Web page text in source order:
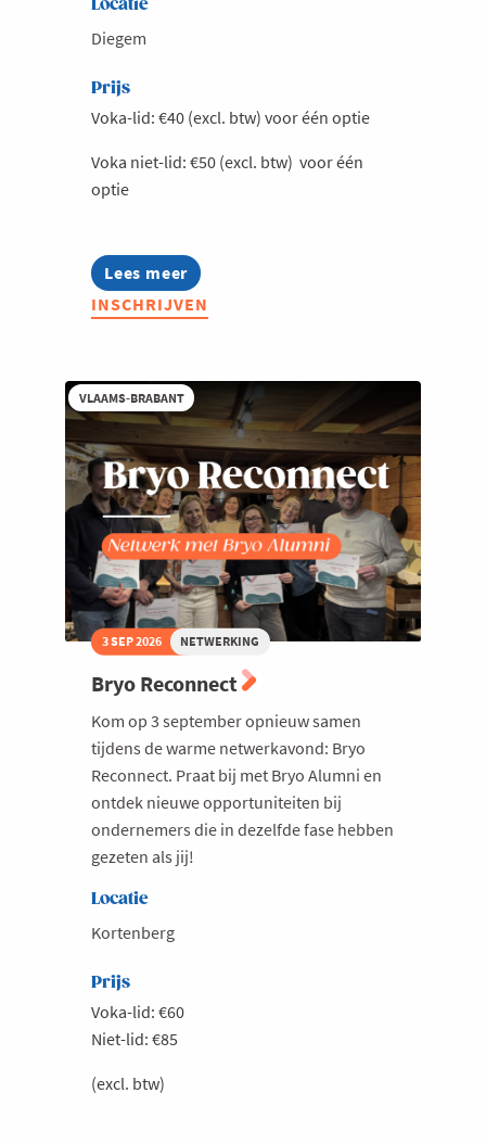
Locatie
Diegem
Prijs
Voka-lid: €40 (excl. btw) voor één optie
Voka niet-lid: €50 (excl. btw) voor één
optie
Lees meer
about
Afterwork
@
Valk
INSCHRIJVEN
VLAAMS-BRABANT
3 SEP 2026 NETWERKING
Bryo Reconnect
Kom op 3 september opnieuw samen
tijdens de warme netwerkavond: Bryo
Reconnect. Praat bij met Bryo Alumni en
ontdek nieuwe opportuniteiten bij
ondernemers die in dezelfde fase hebben
gezeten als jij!
Locatie
Kortenberg
Prijs
Voka-lid: €60
Niet-lid: €85
(excl. btw)